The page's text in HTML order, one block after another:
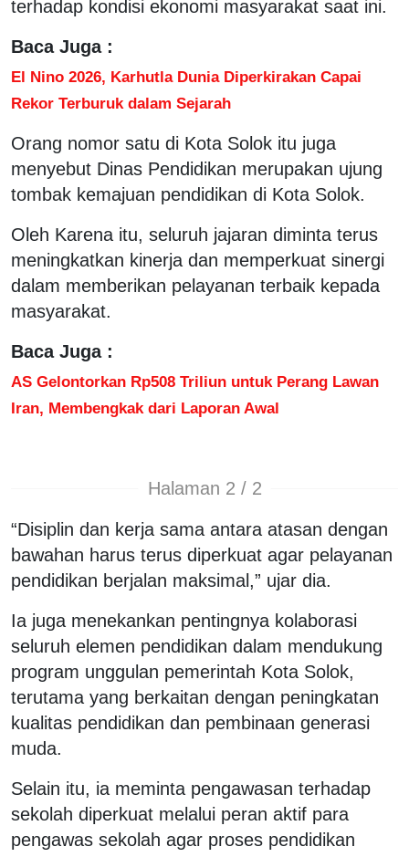
terhadap kondisi ekonomi masyarakat saat ini.
Baca Juga :
El Nino 2026, Karhutla Dunia Diperkirakan Capai
Rekor Terburuk dalam Sejarah
Orang nomor satu di Kota Solok itu juga
menyebut Dinas Pendidikan merupakan ujung
tombak kemajuan pendidikan di Kota Solok.
Oleh Karena itu, seluruh jajaran diminta terus
meningkatkan kinerja dan memperkuat sinergi
dalam memberikan pelayanan terbaik kepada
masyarakat.
Baca Juga :
AS Gelontorkan Rp508 Triliun untuk Perang Lawan
Iran, Membengkak dari Laporan Awal
Halaman 2 / 2
“Disiplin dan kerja sama antara atasan dengan
bawahan harus terus diperkuat agar pelayanan
pendidikan berjalan maksimal,” ujar dia.
Ia juga menekankan pentingnya kolaborasi
seluruh elemen pendidikan dalam mendukung
program unggulan pemerintah Kota Solok,
terutama yang berkaitan dengan peningkatan
kualitas pendidikan dan pembinaan generasi
muda.
Selain itu, ia meminta pengawasan terhadap
sekolah diperkuat melalui peran aktif para
pengawas sekolah agar proses pendidikan